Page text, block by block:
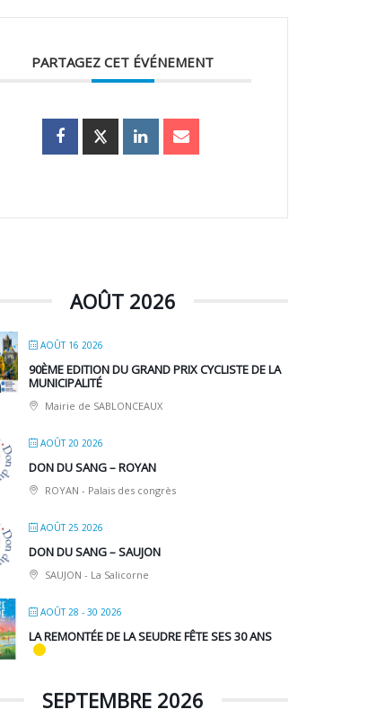
PARTAGEZ CET ÉVÉNEMENT
AOÛT 2026
AOÛT 16 2026
90ÈME EDITION DU GRAND PRIX CYCLISTE DE LA
MUNICIPALITÉ
Mairie de SABLONCEAUX
AOÛT 20 2026
DON DU SANG – ROYAN
ROYAN - Palais des congrès
AOÛT 25 2026
DON DU SANG – SAUJON
SAUJON - La Salicorne
AOÛT 28 - 30 2026
LA REMONTÉE DE LA SEUDRE FÊTE SES 30 ANS
SEPTEMBRE 2026